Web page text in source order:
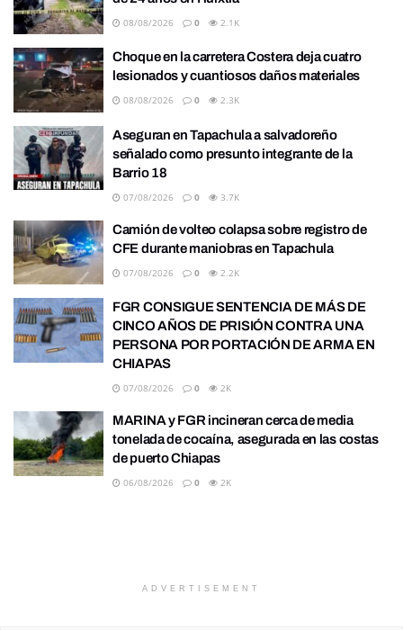
08/08/2026 0 2.1K
Choque en la carretera Costera deja cuatro
lesionados y cuantiosos daños materiales
08/08/2026 0 2.3K
Aseguran en Tapachula a salvadoreño
señalado como presunto integrante de la
Barrio 18
07/08/2026 0 3.7K
Camión de volteo colapsa sobre registro de
CFE durante maniobras en Tapachula
07/08/2026 0 2.2K
FGR CONSIGUE SENTENCIA DE MÁS DE
CINCO AÑOS DE PRISIÓN CONTRA UNA
PERSONA POR PORTACIÓN DE ARMA EN
CHIAPAS
07/08/2026 0 2K
MARINA y FGR incineran cerca de media
tonelada de cocaína, asegurada en las costas
de puerto Chiapas
06/08/2026 0 2K
ADVERTISEMENT